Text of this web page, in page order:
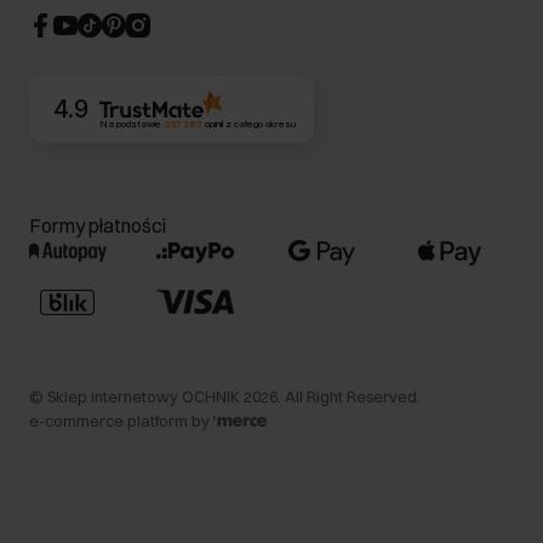
CSR
4.9
Na podstawie 357 283 opinii z całego okresu
Formy płatności
© Sklep internetowy OCHNIK 2026 . All Right Reserved.
e-commerce platform by